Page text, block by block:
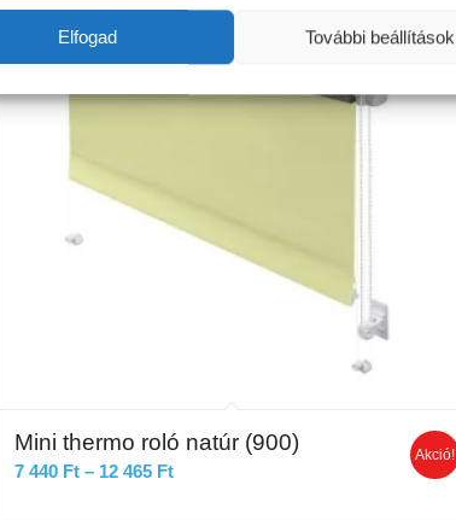
Elfogad További beállítások
Mini thermo roló natúr (900)
7 440 Ft – 12 465 FtÁrtartomány:
Akció!